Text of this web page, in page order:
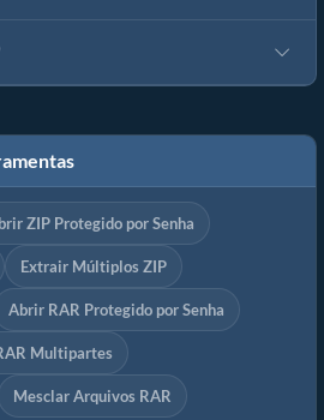
ZIP Protegido por Senha
Extrair Múltiplos ZIP
Abrir RAR Protegido por Senha
Multipartes
Mesclar Arquivos RAR